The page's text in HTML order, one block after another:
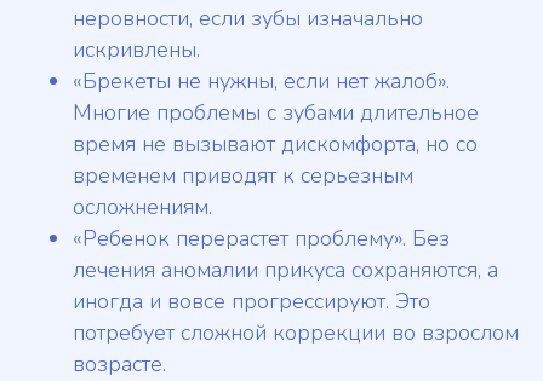
неровности, если зубы изначально
искривлены.
«Брекеты не нужны, если нет жалоб».
Многие проблемы с зубами длительное
время не вызывают дискомфорта, но со
временем приводят к серьезным
осложнениям.
«Ребенок перерастет проблему». Без
лечения аномалии прикуса сохраняются, а
иногда и вовсе прогрессируют. Это
потребует сложной коррекции во взрослом
возрасте.